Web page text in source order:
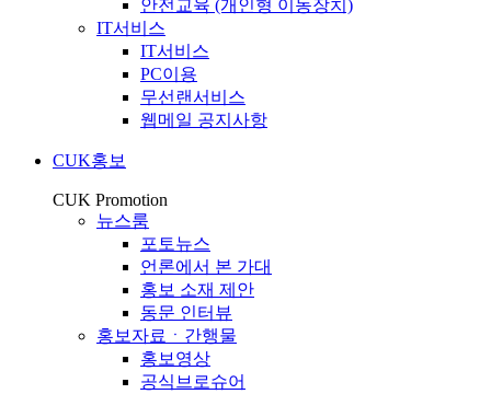
안전교육 (개인형 이동장치)
IT서비스
IT서비스
PC이용
무선랜서비스
웹메일 공지사항
CUK홍보
CUK Promotion
뉴스룸
포토뉴스
언론에서 본 가대
홍보 소재 제안
동문 인터뷰
홍보자료ㆍ간행물
홍보영상
공식브로슈어